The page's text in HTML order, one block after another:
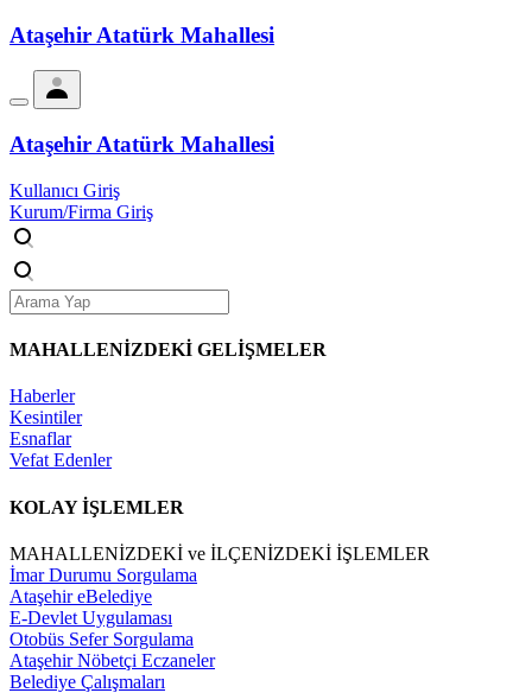
Ataşehir Atatürk Mahallesi
Ataşehir Atatürk Mahallesi
Kullanıcı Giriş
Kurum/Firma Giriş
MAHALLENİZDEKİ GELİŞMELER
Haberler
Kesintiler
Esnaflar
Vefat Edenler
KOLAY İŞLEMLER
MAHALLENİZDEKİ ve İLÇENİZDEKİ İŞLEMLER
İmar Durumu Sorgulama
Ataşehir eBelediye
E-Devlet Uygulaması
Otobüs Sefer Sorgulama
Ataşehir Nöbetçi Eczaneler
Belediye Çalışmaları